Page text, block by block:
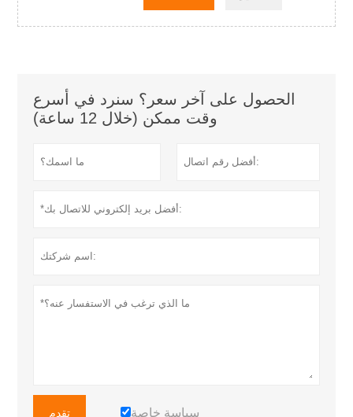
الحصول على آخر سعر؟ سنرد في أسرع
وقت ممكن (خلال 12 ساعة)
تقدم سياسة خاصة